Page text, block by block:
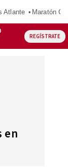
Atlante Maratón
REGÍSTRATE
en